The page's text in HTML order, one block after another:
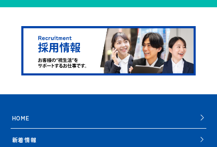
HOME
新着情報